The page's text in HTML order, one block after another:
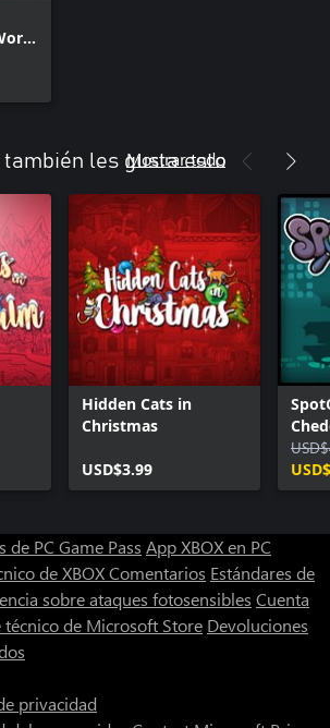
les gusta esto
Mostrar todo
Hidden Cats in
Christmas
USD$3.99
de PC Game Pass App XBOX en PC
de XBOXComentarios Estándares de
sobre ataques fotosensibles Cuenta
técnico de Microsoft Store Devoluciones
privacidad